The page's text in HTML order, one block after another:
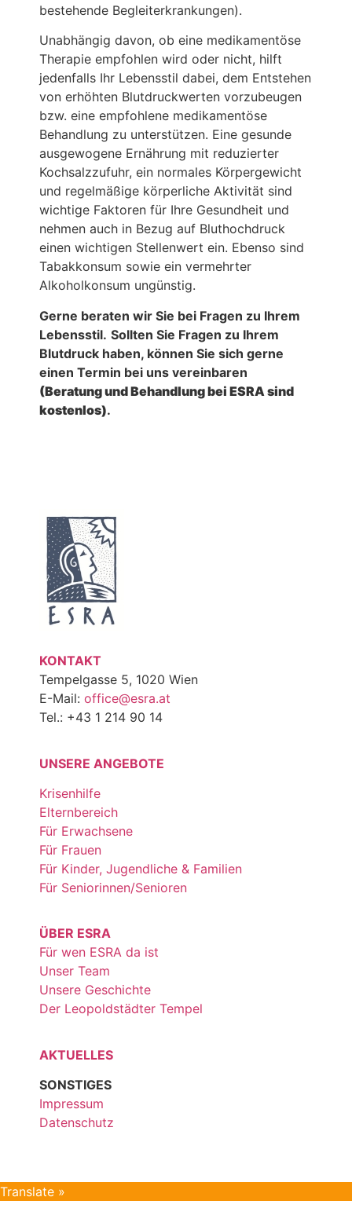
bestehende Begleiterkrankungen).
Unabhängig davon, ob eine medikamentöse
Therapie empfohlen wird oder nicht, hilft
jedenfalls Ihr Lebensstil dabei, dem Entstehen
von erhöhten Blutdruckwerten vorzubeugen
bzw. eine empfohlene medikamentöse
Behandlung zu unterstützen. Eine gesunde
ausgewogene Ernährung mit reduzierter
Kochsalzzufuhr, ein normales Körpergewicht
und regelmäßige körperliche Aktivität sind
wichtige Faktoren für Ihre Gesundheit und
nehmen auch in Bezug auf Bluthochdruck
einen wichtigen Stellenwert ein. Ebenso sind
Tabakkonsum sowie ein vermehrter
Alkoholkonsum ungünstig.
Gerne beraten wir Sie bei Fragen zu Ihrem
Lebensstil. Sollten Sie Fragen zu Ihrem
Blutdruck haben, können Sie sich gerne
einen Termin bei uns vereinbaren
(Beratung und Behandlung bei ESRA sind
kostenlos).
KONTAKT
Tempelgasse 5, 1020 Wien
E-Mail: office@esra.at
Tel.: +43 1 214 90 14
UNSERE ANGEBOTE
Krisenhilfe
Elternbereich
Für Erwachsene
Für Frauen
Für Kinder, Jugendliche & Familien
Für Seniorinnen/Senioren
ÜBER ESRA
Für wen ESRA da ist
Unser Team
Unsere Geschichte
Der Leopoldstädter Tempel
AKTUELLES
SONSTIGES
Impressum
Datenschutz
Translate »